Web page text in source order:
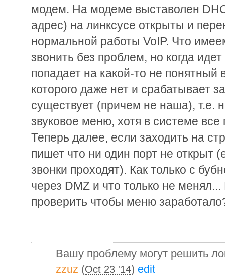
модем. На модеме выставолен
адрес) на линксусе открыты и
нормальной работы VoIP. Что
звонить без проблем, но когда
попадает на какой-то не
которого даже нет и срабатывает
существует (причем не наша), т.е.
звуковое меню, хотя в системе все
Теперь далее, если заходить на
пишет что ни один порт не открыт
звонки проходят). Как только с
через DMZ и что только не
проверить чтобы меню
Вашу проблему могут решить
zzuz (Oct 23 '14) edit